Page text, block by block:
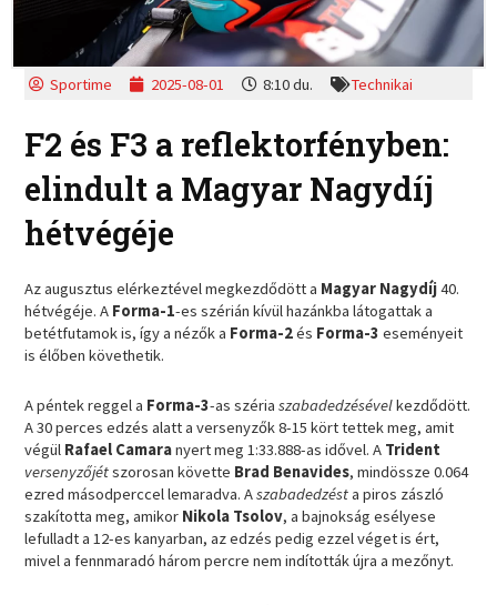
Sportime 2025-08-01 8:10 du. Technikai
F2 és F3 a reflektorfényben:
elindult a Magyar Nagydíj
hétvégéje
Az augusztus elérkeztével megkezdődött a Magyar Nagydíj40.
hétvégéje. A Forma-1-es szérián kívül hazánkba látogattak a
betétfutamok is, így a nézők a Forma-2és Forma-3 eseményeit
is élőben követhetik.
A péntek reggel a Forma-3-as szériaszabadedzésévelkezdődött.
A 30 perces edzés alatt a versenyzők 8-15 kört tettek meg, amit
végül Rafael Camaranyert meg 1:33.888-as idővel. A Trident
versenyzőjétszorosan követte Brad Benavides, mindössze 0.064
ezred másodperccel lemaradva. Aszabadedzésta piros zászló
szakította meg, amikor Nikola Tsolov, a bajnokság esélyese
lefulladt a 12-es kanyarban, az edzés pedig ezzel véget is ért,
mivel a fennmaradó három percre nem indították újra a mezőnyt.